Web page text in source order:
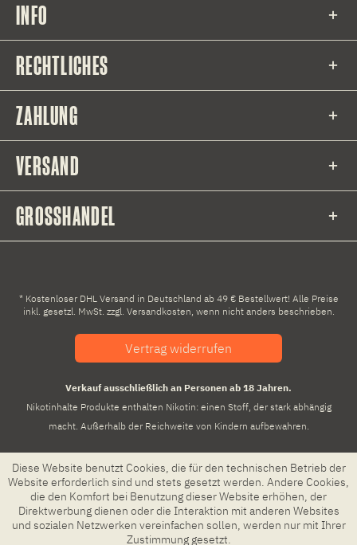
INFO
RECHTLICHES
ZAHLUNG
VERSAND
GROSSHANDEL
* Kostenloser DHL Versand in Deutschland ab 49 € Bestellwert! Alle Preise
inkl. gesetzl. MwSt. zzgl. Versandkosten, wenn nicht anders beschrieben.
Vertrag widerrufen
Verkauf ausschließlich an Personen ab 18 Jahren.
Nikotinhalte Produkte enthalten Nikotin: einen Stoff, der stark abhängig
macht. Außerhalb der Reichweite von Kindern aufbewahren.
Diese Website benutzt Cookies, die für den technischen Betrieb der
Website erforderlich sind und stets gesetzt werden. Andere Cookies,
die den Komfort bei Benutzung dieser Website erhöhen, der
Direktwerbung dienen oder die Interaktion mit anderen Websites
und sozialen Netzwerken vereinfachen sollen, werden nur mit Ihrer
Zustimmung gesetzt.